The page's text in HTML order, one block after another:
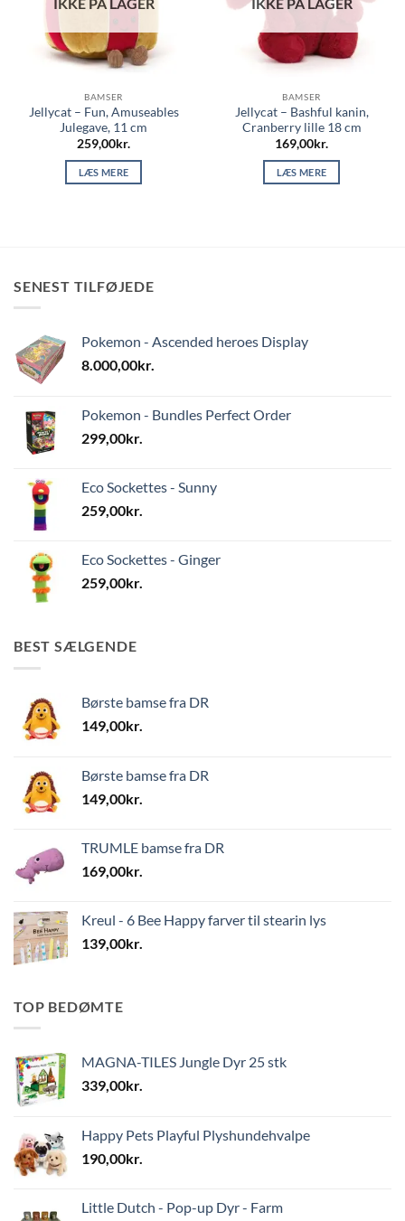
BAMSER
Jellycat – Fun, Amuseables
Julegave, 11 cm
259,00kr.
LÆS MERE
BAMSER
Jellycat – Bashful kanin,
Cranberry lille 18 cm
169,00kr.
LÆS MERE
SENEST TILFØJEDE
Pokemon - Ascended heroes Display
8.000,00kr.
Pokemon - Bundles Perfect Order
299,00kr.
Eco Sockettes - Sunny
259,00kr.
Eco Sockettes - Ginger
259,00kr.
BEST SÆLGENDE
Børste bamse fra DR
149,00kr.
Børste bamse fra DR
149,00kr.
TRUMLE bamse fra DR
169,00kr.
Kreul - 6 Bee Happy farver til stearin lys
139,00kr.
TOP BEDØMTE
MAGNA-TILES Jungle Dyr 25 stk
339,00kr.
Happy Pets Playful Plyshundehvalpe
190,00kr.
Little Dutch - Pop-up Dyr - Farm